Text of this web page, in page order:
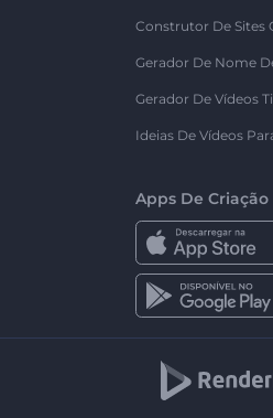
Construtor De Sites
Gerador De Nome
Gerador De Vídeos
Ideias De Vídeos
Apps De